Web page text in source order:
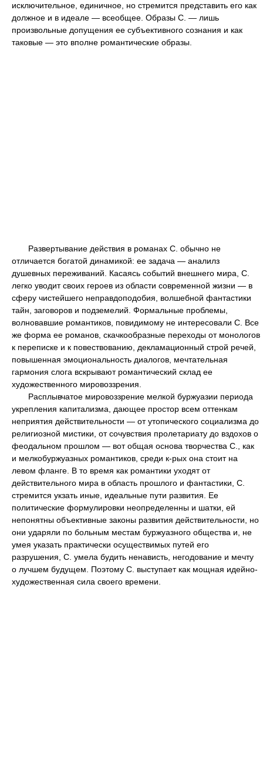
исключительное, единичное, но стремится представить его как
должное и в идеале — всеобщее. Образы С. — лишь
произвольные допущения ее субъективного сознания и как
таковые — это вполне романтические образы.
Развертывание действия в романах С. обычно не
отличается богатой динамикой: ее задача — аналилз
душевных переживаний. Касаясь событий внешнего мира, С.
легко уводит своих героев из области современной жизни — в
сферу чистейшего неправдоподобия, волшебной фантастики
тайн, заговоров и подземелий. Формальные проблемы,
волновавшие романтиков, повидимому не интересовали С. Все
же форма ее романов, скачкообразные переходы от монологов
к переписке и к повествованию, декламационный строй речей,
повышенная эмоциональность диалогов, мечтательная
гармония слога вскрывают романтический склад ее
художественного мировоззрения.
Расплывчатое мировоззрение мелкой буржуазии периода
укрепления капитализма, дающее простор всем оттенкам
неприятия действительности — от утопического социализма до
религиозной мистики, от сочувствия пролетариату до вздохов о
феодальном прошлом — вот общая основа творчества С., как
и мелкобуржуазных романтиков, среди к-рых она стоит на
левом фланге. В то время как романтики уходят от
действительного мира в область прошлого и фантастики, С.
стремится укзать иные, идеальные пути развития. Ее
политические формулировки неопределенны и шатки, ей
непонятны объективные законы развития действительности, но
они ударяли по больным местам буржуазного общества и, не
умея указать практически осуществимых путей его
разрушения, С. умела будить ненависть, негодование и мечту
о лучшем будущем. Поэтому С. выступает как мощная идейно-
художественная сила своего времени.